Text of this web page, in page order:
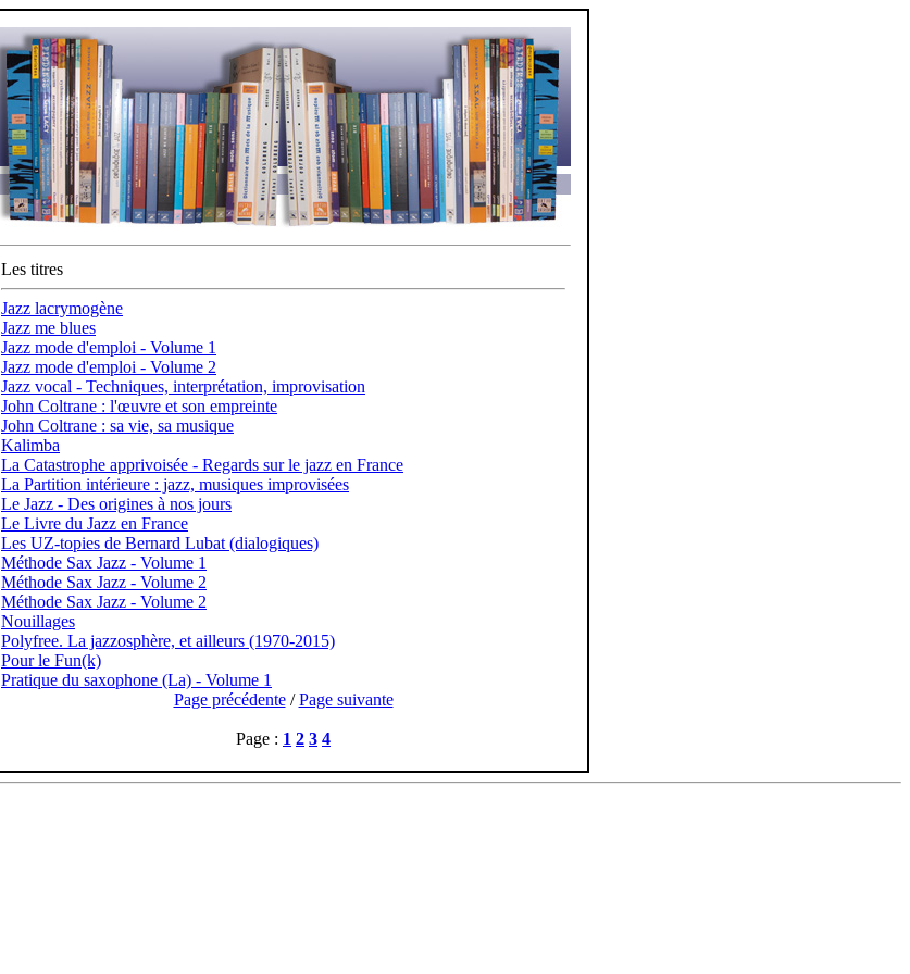
Les titres
Jazz lacrymogène
Jazz me blues
Jazz mode d'emploi - Volume 1
Jazz mode d'emploi - Volume 2
Jazz vocal - Techniques, interprétation, improvisation
John Coltrane : l'œuvre et son empreinte
John Coltrane : sa vie, sa musique
Kalimba
La Catastrophe apprivoisée - Regards sur le jazz en France
La Partition intérieure : jazz, musiques improvisées
Le Jazz - Des origines à nos jours
Le Livre du Jazz en France
Les UZ-topies de Bernard Lubat (dialogiques)
Méthode Sax Jazz - Volume 1
Méthode Sax Jazz - Volume 2
Méthode Sax Jazz - Volume 2
Nouillages
Polyfree. La jazzosphère, et ailleurs (1970-2015)
Pour le Fun(k)
Pratique du saxophone (La) - Volume 1
Page précédente/Page suivante
Page : 1 2 3 4